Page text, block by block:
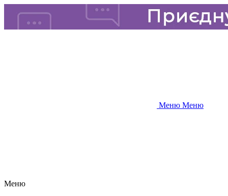
Меню Меню
Меню